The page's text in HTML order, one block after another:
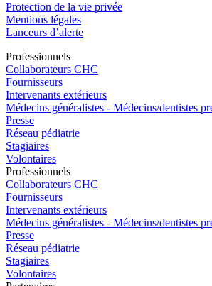
Protection de la vie privée
Mentions légales
Lanceurs d’alerte
Professionnels
Collaborateurs CHC
Fournisseurs
Intervenants extérieurs
Médecins généralistes - Médecins/dentistes
Presse
Réseau pédiatrie
Stagiaires
Volontaires
Professionnels
Collaborateurs CHC
Fournisseurs
Intervenants extérieurs
Médecins généralistes - Médecins/dentistes
Presse
Réseau pédiatrie
Stagiaires
Volontaires